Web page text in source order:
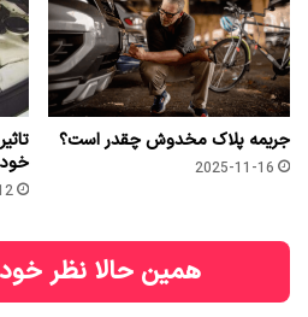
جریمه پلاک مخدوش چقدر است؟
2025-11-16
همین حالا نظر